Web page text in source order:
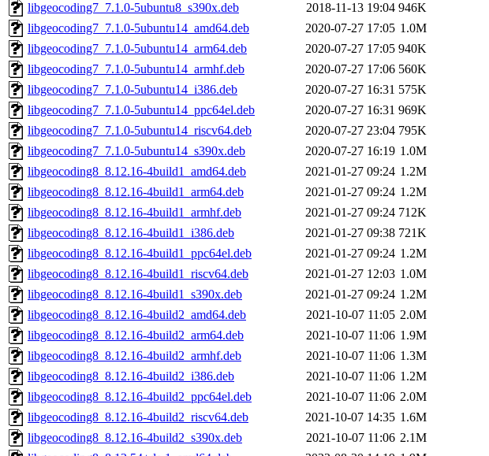
libgeocoding7_7.1.0-5ubuntu8_s390x.deb
2018-11-13 19:04 946K
libgeocoding7_7.1.0-5ubuntu14_amd64.deb
2020-07-27 17:05 1.0M
libgeocoding7_7.1.0-5ubuntu14_arm64.deb
2020-07-27 17:05 940K
libgeocoding7_7.1.0-5ubuntu14_armhf.deb
2020-07-27 17:06 560K
libgeocoding7_7.1.0-5ubuntu14_i386.deb
2020-07-27 16:31 575K
libgeocoding7_7.1.0-5ubuntu14_ppc64el.deb
2020-07-27 16:31 969K
libgeocoding7_7.1.0-5ubuntu14_riscv64.deb
2020-07-27 23:04 795K
libgeocoding7_7.1.0-5ubuntu14_s390x.deb
2020-07-27 16:19 1.0M
libgeocoding8_8.12.16-4build1_amd64.deb
2021-01-27 09:24 1.2M
libgeocoding8_8.12.16-4build1_arm64.deb
2021-01-27 09:24 1.2M
libgeocoding8_8.12.16-4build1_armhf.deb
2021-01-27 09:24 712K
libgeocoding8_8.12.16-4build1_i386.deb
2021-01-27 09:38 721K
libgeocoding8_8.12.16-4build1_ppc64el.deb
2021-01-27 09:24 1.2M
libgeocoding8_8.12.16-4build1_riscv64.deb
2021-01-27 12:03 1.0M
libgeocoding8_8.12.16-4build1_s390x.deb
2021-01-27 09:24 1.2M
libgeocoding8_8.12.16-4build2_amd64.deb
2021-10-07 11:05 2.0M
libgeocoding8_8.12.16-4build2_arm64.deb
2021-10-07 11:06 1.9M
libgeocoding8_8.12.16-4build2_armhf.deb
2021-10-07 11:06 1.3M
libgeocoding8_8.12.16-4build2_i386.deb
2021-10-07 11:06 1.2M
libgeocoding8_8.12.16-4build2_ppc64el.deb
2021-10-07 11:06 2.0M
libgeocoding8_8.12.16-4build2_riscv64.deb
2021-10-07 14:35 1.6M
libgeocoding8_8.12.16-4build2_s390x.deb
2021-10-07 11:06 2.1M